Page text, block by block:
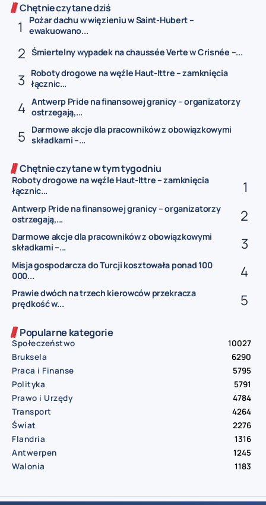
Chętnie czytane dziś
Pożar dachu w więzieniu w Saint-Hubert –
ewakuowano...
Śmiertelny wypadek na chaussée Verte w Crisnée –...
Roboty drogowe na węźle Haut-Ittre – zamknięcia
łącznic...
Antwerp Pride na finansowej granicy – organizatorzy
ostrzegają,...
Darmowe akcje dla pracowników z obowiązkowymi
składkami –...
Chętnie czytane w tym tygodniu
Roboty drogowe na węźle Haut-Ittre – zamknięcia
łącznic...
Antwerp Pride na finansowej granicy – organizatorzy
ostrzegają,...
Darmowe akcje dla pracowników z obowiązkowymi
składkami –...
Misja gospodarcza do Turcji kosztowała ponad 100
000...
Prawie dwóch na trzech kierowców przekracza
prędkość w...
Popularne kategorie
Społeczeństwo
10027
Bruksela
6290
Praca i Finanse
5795
Polityka
5791
Prawo i Urzędy
4784
Transport
4264
Świat
2276
Flandria
1316
Antwerpen
1245
Walonia
1183